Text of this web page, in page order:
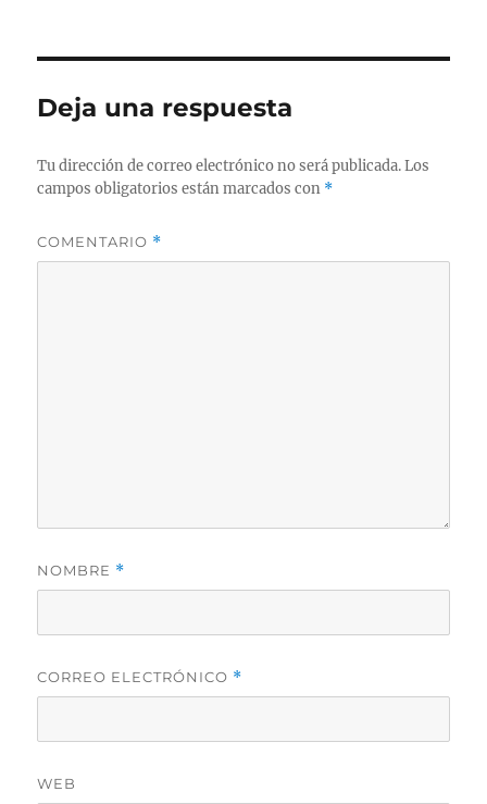
Deja una respuesta
Tu dirección de correo electrónico no será publicada. Los
campos obligatorios están marcados con *
COMENTARIO *
NOMBRE *
CORREO ELECTRÓNICO *
WEB